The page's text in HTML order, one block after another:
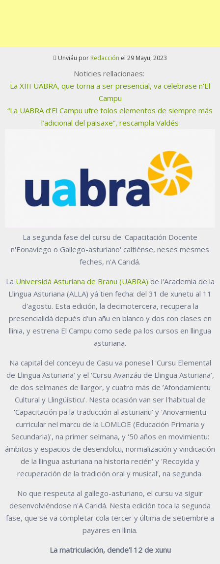
Unviáu por Redacción el 29 Mayu, 2023
Noticies rellacionaes:
La XIII UABRA, que torna a ser presencial, va celebrase n'El
Campu
“La UABRA d’El Campu ufre tolos elementos de siempre más
l’adicional del paisaxe”, rescampla Valdés
La segunda fase del cursu de 'Capacitación Docente
n'Eonaviego o Gallego-asturiano' caltiénse, neses mesmes
feches, n'A Caridá.
La Universidá Asturiana de Branu (UABRA) de l'Academia de la
Llingua Asturiana (ALLA) yá tien fecha: del 31 de xunetu al 11
d'agostu. Esta edición, la decimotercera, recupera la
presencialidá depués d'un añu en blanco y dos con clases en
llinia, y estrena El Campu como sede pa los cursos en llingua
asturiana.
Na capital del conceyu de Casu va ponese'l 'Cursu Elemental
de Llingua Asturiana’ y el ‘Cursu Avanzáu de Llingua Asturiana’,
de dos selmanes de llargor, y cuatro más de ’Afondamientu
Cultural y Llingüísticu'. Nesta ocasión van ser l'habitual de
'Capacitación pa la traducción al asturianu’ y 'Anovamientu
curricular nel marcu de la LOMLOE (Educación Primaria y
Secundaria)', na primer selmana, y '50 años en movimientu:
ámbitos y espacios de desendolcu, normalización y vindicación
de la llingua asturiana na historia recién' y 'Recoyida y
recuperación de la tradición oral y musical', na segunda.
No que respeuta al gallego-asturiano, el cursu va siguir
desenvolviéndose n'A Caridá. Nesta edición toca la segunda
fase, que se va completar cola tercer y última de setiembre a
payares en llinia.
La matriculación, dende'l 12 de xunu